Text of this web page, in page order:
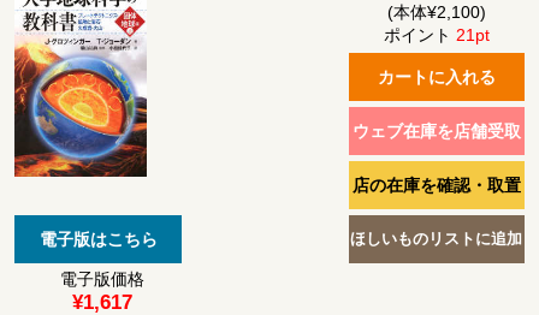
(本体¥2,100)
ポイント 21pt
電子版価格
¥1,617